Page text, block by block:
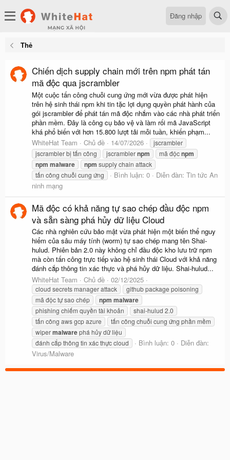
Đăng nhập
Thẻ
Chiến dịch supply chain mới trên npm phát tán
mã độc qua jscrambler
Một cuộc tấn công chuỗi cung ứng mới vừa được phát hiện
trên hệ sinh thái npm khi tin tặc lợi dụng quyền phát hành của
gói jscrambler để phát tán mã độc nhắm vào các nhà phát triển
phần mềm. Đây là công cụ bảo vệ và làm rối mã JavaScript
khá phổ biến với hơn 15.800 lượt tải mỗi tuần, khiến phạm...
WhiteHat Team
Chủ đề 14/07/2026
jscrambler
jscrambler bị tấn công
jscramblernpm mã độcnpm
npm malware npm supply chain attack
tấn công chuỗi cung ứng
Bình luận: 0 Diễn đàn: Tin tức An
ninh mạng
Mã độc có khả năng tự sao chép đầu độc npm
và sẵn sàng phá hủy dữ liệu Cloud
Các nhà nghiên cứu bảo mật vừa phát hiện một biến thể nguy
hiểm của sâu máy tính (worm) tự sao chép mang tên Shai-
hulud. Phiên bản 2.0 này không chỉ đầu độc kho lưu trữ npm
mà còn tấn công trực tiếp vào hệ sinh thái Cloud với khả năng
đánh cắp thông tin xác thực và phá hủy dữ liệu. Shai-hulud...
WhiteHat Team
Chủ đề 02/12/2025
cloud secrets manager attack
github package poisoning
mã độc tự sao chép
npm malware
phishing chiếm quyền tài khoản
shai-hulud 2.0
tấn công aws gcp azure
tấn công chuỗi cung ứng phần mềm
wipermalwarephá hủy dữ liệu
đánh cắp thông tin xác thực cloud
Bình luận: 0
Diễn đàn:
Virus/Malware